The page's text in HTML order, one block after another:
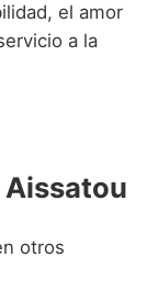
el amor
a la
Aissatou
otros